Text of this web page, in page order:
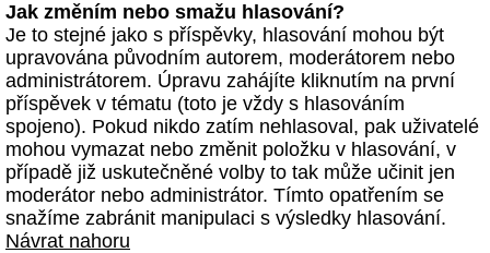
Jak změním nebo smažu hlasování?
Je to stejné jako s příspěvky, hlasování mohou být
upravována původním autorem, moderátorem nebo
administrátorem. Úpravu zahájíte kliknutím na první
příspěvek v tématu (toto je vždy s hlasováním
spojeno). Pokud nikdo zatím nehlasoval, pak uživatelé
mohou vymazat nebo změnit položku v hlasování, v
případě již uskutečněné volby to tak může učinit jen
moderátor nebo administrátor. Tímto opatřením se
snažíme zabránit manipulaci s výsledky hlasování.
Návrat nahoru